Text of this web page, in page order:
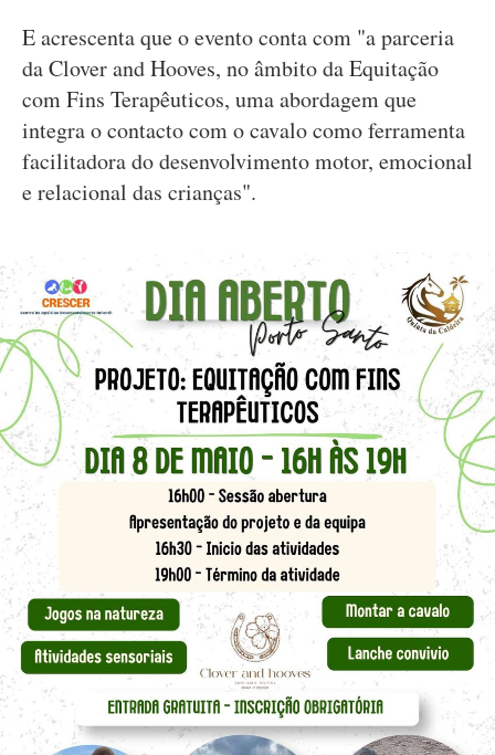
E acrescenta que o evento conta com "a parceria
da Clover and Hooves, no âmbito da Equitação
com Fins Terapêuticos, uma abordagem que
integra o contacto com o cavalo como ferramenta
facilitadora do desenvolvimento motor, emocional
e relacional das crianças".